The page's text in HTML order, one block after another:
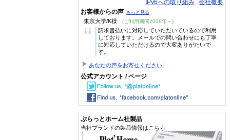
IPv6への取り組み 会社概要
お客様からの声 もっと見る
東京大学/K様 (ご利用期間2009年～)
“
請求書払いに対応していただいているので利用
しております。メールでの問い合わせにも丁寧
に対応していただけるので大変ありがたいで
す。
あなたの声をお寄せください!
公式アカウント / ページ
ぷらっとホーム社製品
当社ブランドの製品情報はこちら